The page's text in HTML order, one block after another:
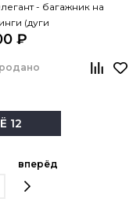
- багажник на
(дуги
черные, 1,2м)
₽
12
вперёд